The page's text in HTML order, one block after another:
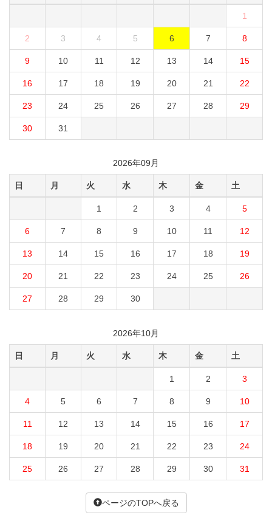
1
2 3 4 5 6 7 8
9 10 11 12 13 14 15
16 17 18 19 20 21 22
23 24 25 26 27 28 29
30 31
2026年09月
日 月 火 水 木 金 土
1 2 3 4 5
6 7 8 9 10 11 12
13 14 15 16 17 18 19
20 21 22 23 24 25 26
27 28 29 30
2026年10月
日 月 火 水 木 金 土
1 2 3
4 5 6 7 8 9 10
11 12 13 14 15 16 17
18 19 20 21 22 23 24
25 26 27 28 29 30 31
ページのTOPへ戻る